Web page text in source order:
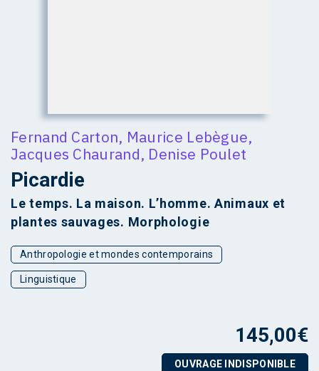
Fernand Carton, Maurice Lebègue,
Jacques Chaurand, Denise Poulet
Picardie
Le temps. La maison. L’homme. Animaux et
plantes sauvages. Morphologie
Anthropologie et mondes contemporains
Linguistique
145,00€
OUVRAGE INDISPONIBLE